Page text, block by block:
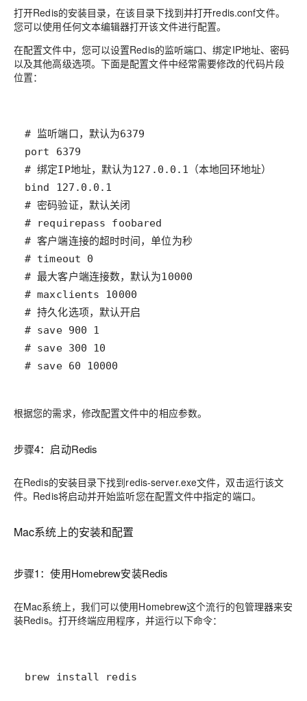
打开Redis的安装目录，在该目录下找到并打开redis.conf文件。
您可以使用任何文本编辑器打开该文件进行配置。
在配置文件中，您可以设置Redis的监听端口、绑定IP地址、密码
以及其他高级选项。下面是配置文件中经常需要修改的代码片段
位置：
# save 60 10000
根据您的需求，修改配置文件中的相应参数。
步骤4：启动Redis
在Redis的安装目录下找到redis-server.exe文件，双击运行该文
件。Redis将启动并开始监听您在配置文件中指定的端口。
Mac系统上的安装和配置
步骤1：使用Homebrew安装Redis
在Mac系统上，我们可以使用Homebrew这个流行的包管理器来安
装Redis。打开终端应用程序，并运行以下命令：
brew install redis